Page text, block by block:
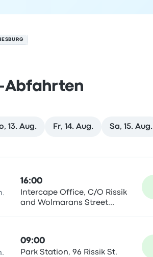
Abfahrten
13. Aug. Fr, 14. Aug. Sa, 15. Aug.
16:00
Intercape Office, C/O Rissik
and Wolmarans Street
09:00
Park Station, 96 Rissik St.